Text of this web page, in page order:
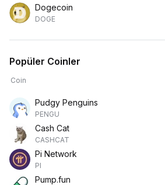
Dogecoin
DOGE
Popüler Coinler
Coin
Pudgy Penguins
PENGU
Cash Cat
CASHCAT
Pi Network
PI
Pump.fun